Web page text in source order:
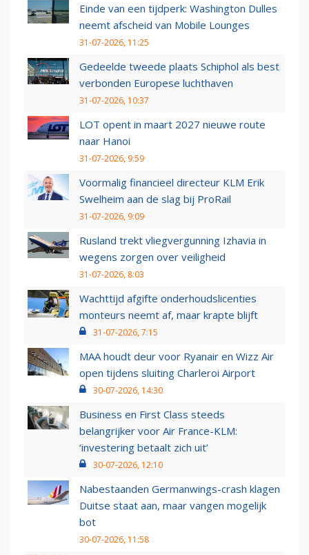
Einde van een tijdperk: Washington Dulles
neemt afscheid van Mobile Lounges
31-07-2026, 11:25
Gedeelde tweede plaats Schiphol als best
verbonden Europese luchthaven
31-07-2026, 10:37
LOT opent in maart 2027 nieuwe route
naar Hanoi
31-07-2026, 9:59
Voormalig financieel directeur KLM Erik
Swelheim aan de slag bij ProRail
31-07-2026, 9:09
Rusland trekt vliegvergunning Izhavia in
wegens zorgen over veiligheid
31-07-2026, 8:03
Wachttijd afgifte onderhoudslicenties
monteurs neemt af, maar krapte blijft
31-07-2026, 7:15
MAA houdt deur voor Ryanair en Wizz Air
open tijdens sluiting Charleroi Airport
30-07-2026, 14:30
Business en First Class steeds
belangrijker voor Air France-KLM:
‘investering betaalt zich uit’
30-07-2026, 12:10
Nabestaanden Germanwings-crash klagen
Duitse staat aan, maar vangen mogelijk
bot
30-07-2026, 11:58